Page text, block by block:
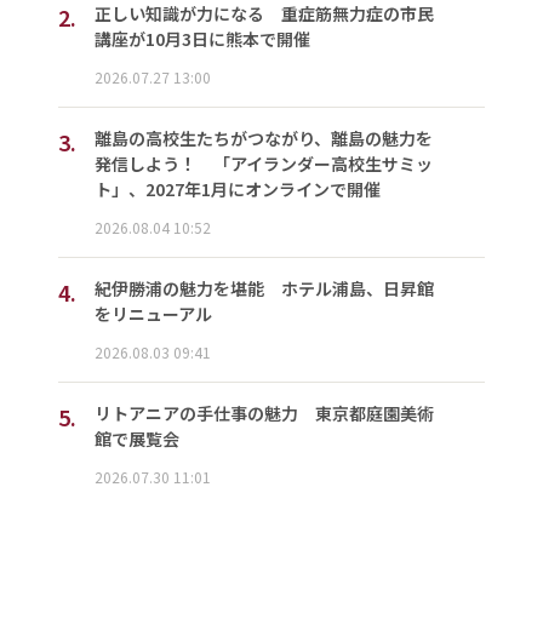
2.
正しい知識が力になる 重症筋無力症の市民
講座が10月3日に熊本で開催
2026.07.27 13:00
3.
離島の高校生たちがつながり、離島の魅力を
発信しよう！ 「アイランダー高校生サミッ
ト」、2027年1月にオンラインで開催
2026.08.04 10:52
4.
紀伊勝浦の魅力を堪能 ホテル浦島、日昇館
をリニューアル
2026.08.03 09:41
5.
リトアニアの手仕事の魅力 東京都庭園美術
館で展覧会
2026.07.30 11:01